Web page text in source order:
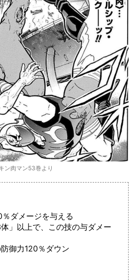
ン肉マン53巻より
ダメージを与える
」以上で、この技の与ダメー
御力120％ダウン